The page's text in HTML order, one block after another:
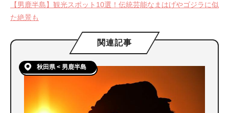
【男鹿半島】観光スポット10選！伝統芸能なまはげやゴジラに似
た絶景も
関連記事
秋田県 < 男鹿半島